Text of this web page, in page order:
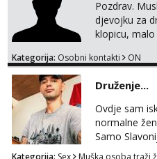
Pozdrav.
djevojku za
klopicu,
pretjerano
brundo xD
ostale cemo
Kategorija: Osobni kontakti ON
Druženje...
Ovdje sam
normalne
Samo
Kategorija: Sex Muška osoba traži